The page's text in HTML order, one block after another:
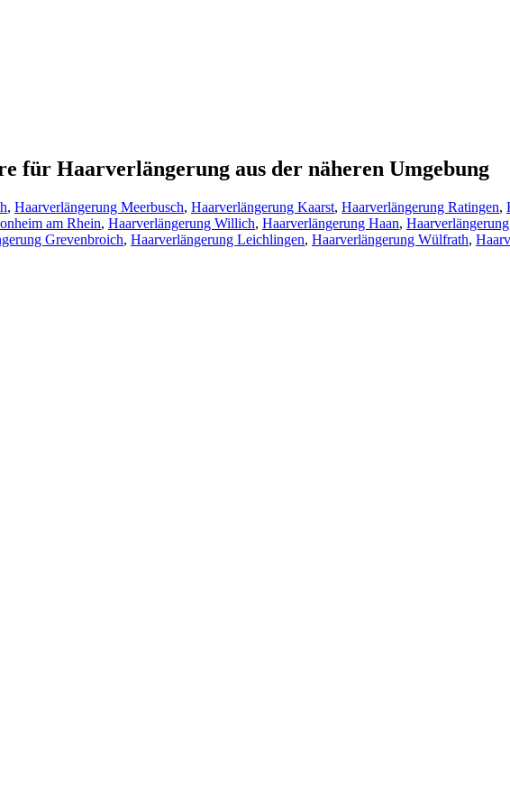
für Haarverlängerung aus der näheren Umgebung
, Haarverlängerung Meerbusch, Haarverlängerung Kaarst, Haarverlängerung Ratingen,
am Rhein, Haarverlängerung Willich, Haarverlängerung Haan,
Grevenbroich, Haarverlängerung Leichlingen, Haarverlängerung Wülfrath,